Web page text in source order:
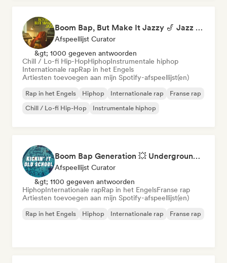
Boom Bap, But Make It Jazzy 🎷 Jazz Rap, Underground & Conscious Hip-Hop
Afspeellijst Curator
&gt; 1000 gegeven antwoorden
Chill / Lo-fi Hip-HopHiphopInstrumentale hiphop
Internationale rapRap in het Engels
Artiesten toevoegen aan mijn Spotify-afspeellijst(en)
Rap in het Engels Hiphop Internationale rap
Franse rap
Chill / Lo-fi Hip-Hop
Instrumentale hiphop
Boom Bap Generation 💥 Underground Hip-Hop, East Coast & Jazz Rap
Afspeellijst Curator
&gt; 1100 gegeven antwoorden
HiphopInternationale rapRap in het EngelsFranse rap
Artiesten toevoegen aan mijn Spotify-afspeellijst(en)
Rap in het Engels Hiphop Internationale rap Franse rap